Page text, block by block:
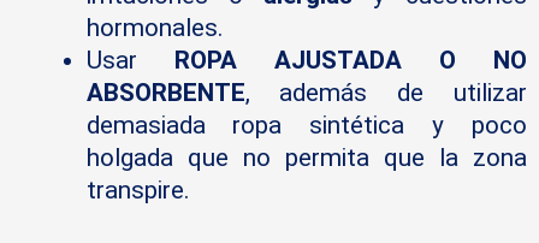
hormonales.
Usar ROPA AJUSTADA O NO
ABSORBENTE, además de utilizar
demasiada ropa sintética y poco
holgada que no permita que la zona
transpire.